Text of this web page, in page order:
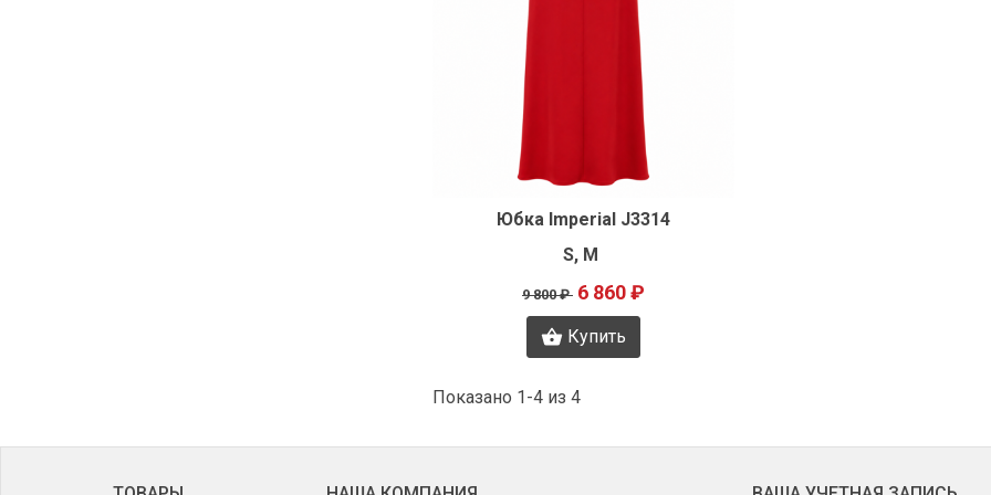
Быстрый просмотр
Юбка Imperial J3314
S, M
9 800 ₽ 6 860 ₽
Купить
Показано 1-4 из 4